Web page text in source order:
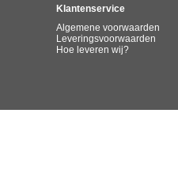
Klantenservice
Algemene voorwaarden
Leveringsvoorwaarden
Hoe leveren wij?